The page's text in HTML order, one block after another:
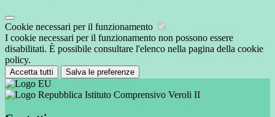
Cookie necessari per il funzionamento
I cookie necessari per il funzionamento non possono essere
disabilitati. È possibile consultare l'elenco nella pagina della cookie
policy.
Accetta tutti Salva le preferenze
Istituto Comprensivo Veroli II